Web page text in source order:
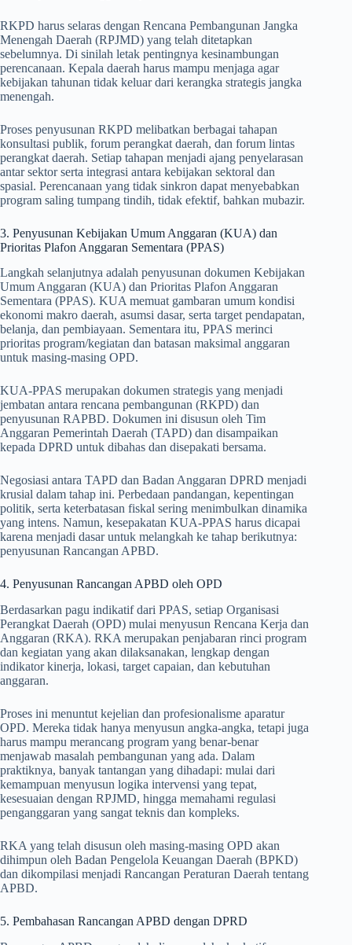
RKPD harus selaras dengan Rencana Pembangunan Jangka
Menengah Daerah (RPJMD) yang telah ditetapkan
sebelumnya. Di sinilah letak pentingnya kesinambungan
perencanaan. Kepala daerah harus mampu menjaga agar
kebijakan tahunan tidak keluar dari kerangka strategis jangka
menengah.
Proses penyusunan RKPD melibatkan berbagai tahapan
konsultasi publik, forum perangkat daerah, dan forum lintas
perangkat daerah. Setiap tahapan menjadi ajang penyelarasan
antar sektor serta integrasi antara kebijakan sektoral dan
spasial. Perencanaan yang tidak sinkron dapat menyebabkan
program saling tumpang tindih, tidak efektif, bahkan mubazir.
3. Penyusunan Kebijakan Umum Anggaran (KUA) dan
Prioritas Plafon Anggaran Sementara (PPAS)
Langkah selanjutnya adalah penyusunan dokumen Kebijakan
Umum Anggaran (KUA) dan Prioritas Plafon Anggaran
Sementara (PPAS). KUA memuat gambaran umum kondisi
ekonomi makro daerah, asumsi dasar, serta target pendapatan,
belanja, dan pembiayaan. Sementara itu, PPAS merinci
prioritas program/kegiatan dan batasan maksimal anggaran
untuk masing-masing OPD.
KUA-PPAS merupakan dokumen strategis yang menjadi
jembatan antara rencana pembangunan (RKPD) dan
penyusunan RAPBD. Dokumen ini disusun oleh Tim
Anggaran Pemerintah Daerah (TAPD) dan disampaikan
kepada DPRD untuk dibahas dan disepakati bersama.
Negosiasi antara TAPD dan Badan Anggaran DPRD menjadi
krusial dalam tahap ini. Perbedaan pandangan, kepentingan
politik, serta keterbatasan fiskal sering menimbulkan dinamika
yang intens. Namun, kesepakatan KUA-PPAS harus dicapai
karena menjadi dasar untuk melangkah ke tahap berikutnya:
penyusunan Rancangan APBD.
4. Penyusunan Rancangan APBD oleh OPD
Berdasarkan pagu indikatif dari PPAS, setiap Organisasi
Perangkat Daerah (OPD) mulai menyusun Rencana Kerja dan
Anggaran (RKA). RKA merupakan penjabaran rinci program
dan kegiatan yang akan dilaksanakan, lengkap dengan
indikator kinerja, lokasi, target capaian, dan kebutuhan
anggaran.
Proses ini menuntut kejelian dan profesionalisme aparatur
OPD. Mereka tidak hanya menyusun angka-angka, tetapi juga
harus mampu merancang program yang benar-benar
menjawab masalah pembangunan yang ada. Dalam
praktiknya, banyak tantangan yang dihadapi: mulai dari
kemampuan menyusun logika intervensi yang tepat,
kesesuaian dengan RPJMD, hingga memahami regulasi
penganggaran yang sangat teknis dan kompleks.
RKA yang telah disusun oleh masing-masing OPD akan
dihimpun oleh Badan Pengelola Keuangan Daerah (BPKD)
dan dikompilasi menjadi Rancangan Peraturan Daerah tentang
APBD.
5. Pembahasan Rancangan APBD dengan DPRD